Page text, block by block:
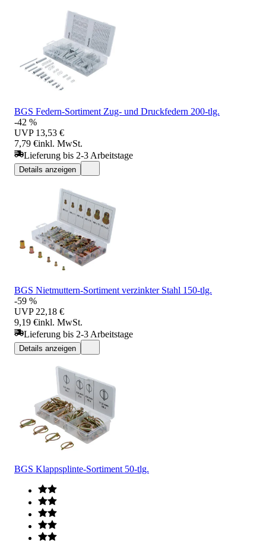
BGS Federn-Sortiment Zug- und Druckfedern 200-tlg.
-42 %
UVP 13,53 €
7,79 €inkl. MwSt.
Lieferung bis 2-3 Arbeitstage
Details anzeigen
BGS Nietmuttern-Sortiment verzinkter Stahl 150-tlg.
-59 %
UVP 22,18 €
9,19 €inkl. MwSt.
Lieferung bis 2-3 Arbeitstage
Details anzeigen
BGS Klappsplinte-Sortiment 50-tlg.